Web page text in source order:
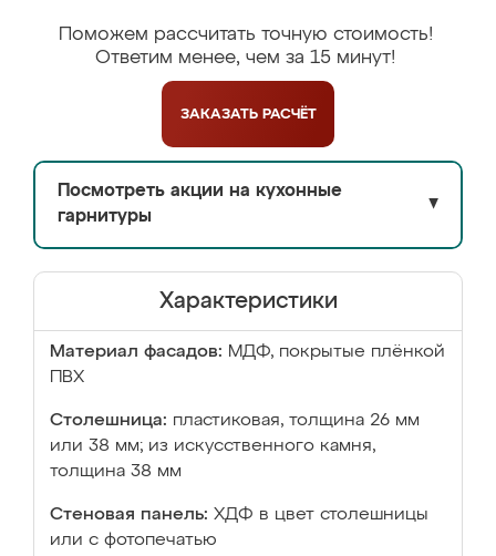
Поможем рассчитать точную стоимость!
Ответим менее, чем за 15 минут!
ЗАКАЗАТЬ РАСЧЁТ
Посмотреть акции на кухонные
гарнитуры
▼
Характеристики
Материал фасадов: МДФ, покрытые плёнкой
ПВХ
Столешница: пластиковая, толщина 26 мм
или 38 мм; из искусственного камня,
толщина 38 мм
Стеновая панель: ХДФ в цвет столешницы
или с фотопечатью